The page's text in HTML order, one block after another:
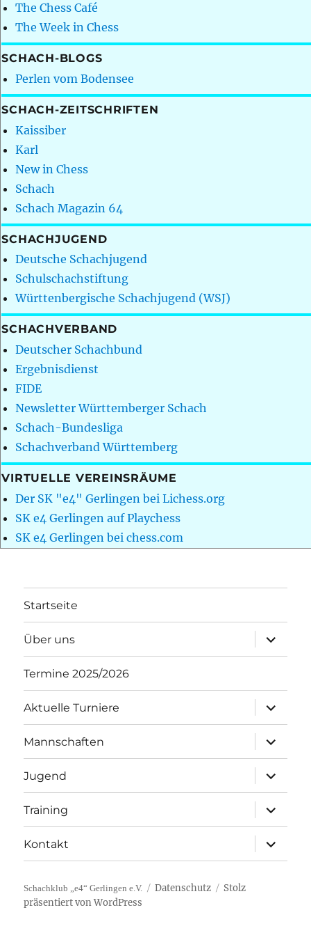
The Chess Café
The Week in Chess
SCHACH-BLOGS
Perlen vom Bodensee
SCHACH-ZEITSCHRIFTEN
Kaissiber
Karl
New in Chess
Schach
Schach Magazin 64
SCHACHJUGEND
Deutsche Schachjugend
Schulschachstiftung
Württenbergische Schachjugend (WSJ)
SCHACHVERBAND
Deutscher Schachbund
Ergebnisdienst
FIDE
Newsletter Württemberger Schach
Schach-Bundesliga
Schachverband Württemberg
VIRTUELLE VEREINSRÄUME
Der SK "e4" Gerlingen bei Lichess.org
SK e4 Gerlingen auf Playchess
SK e4 Gerlingen bei chess.com
Startseite
Über uns
öffnen
Termine 2025/2026
Aktuelle Turniere
öffnen
Mannschaften
öffnen
Jugend
öffnen
Training
öffnen
Kontakt
öffnen
Schachklub „e4“ Gerlingen e.V. Datenschutz
Stolz
präsentiert von WordPress